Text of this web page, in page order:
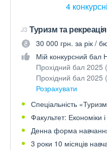
4
J3 Туризм та рекреація
30 000 грн. за рік /
Мій конкурсний бал
Прохідний бал 2025
Прохідний бал 2025
Розрахувати
Спеціальність
Факультет: Економіки
Денна форма
3 роки 10 місяців